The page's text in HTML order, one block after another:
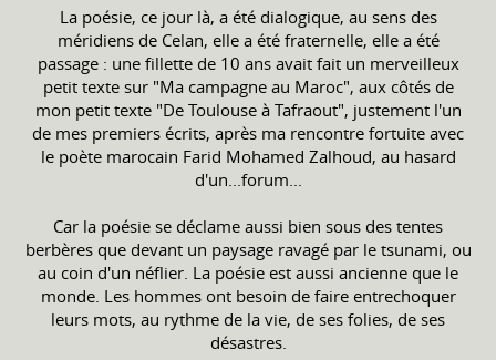
La poésie, ce jour là, a été dialogique, au sens des
méridiens de Celan, elle a été fraternelle, elle a été
passage : une fillette de 10 ans avait fait un merveilleux
petit texte sur "Ma campagne au Maroc", aux côtés de
mon petit texte "De Toulouse à Tafraout", justement l'un
de mes premiers écrits, après ma rencontre fortuite avec
le poète marocain Farid Mohamed Zalhoud, au hasard
d'un...forum...
Car la poésie se déclame aussi bien sous des tentes
berbères que devant un paysage ravagé par le tsunami, ou
au coin d'un néflier. La poésie est aussi ancienne que le
monde. Les hommes ont besoin de faire entrechoquer
leurs mots, au rythme de la vie, de ses folies, de ses
désastres.